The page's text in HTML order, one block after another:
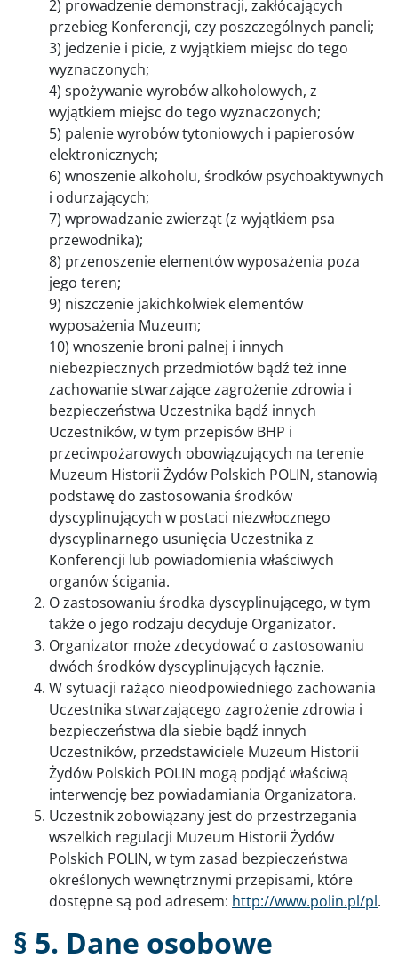
2) prowadzenie demonstracji, zakłócających
przebieg Konferencji, czy poszczególnych paneli;
3) jedzenie i picie, z wyjątkiem miejsc do tego
wyznaczonych;
4) spożywanie wyrobów alkoholowych, z
wyjątkiem miejsc do tego wyznaczonych;
5) palenie wyrobów tytoniowych i papierosów
elektronicznych;
6) wnoszenie alkoholu, środków psychoaktywnych
i odurzających;
7) wprowadzanie zwierząt (z wyjątkiem psa
przewodnika);
8) przenoszenie elementów wyposażenia poza
jego teren;
9) niszczenie jakichkolwiek elementów
wyposażenia Muzeum;
10) wnoszenie broni palnej i innych
niebezpiecznych przedmiotów bądź też inne
zachowanie stwarzające zagrożenie zdrowia i
bezpieczeństwa Uczestnika bądź innych
Uczestników, w tym przepisów BHP i
przeciwpożarowych obowiązujących na terenie
Muzeum Historii Żydów Polskich POLIN, stanowią
podstawę do zastosowania środków
dyscyplinujących w postaci niezwłocznego
dyscyplinarnego usunięcia Uczestnika z
Konferencji lub powiadomienia właściwych
organów ścigania.
O zastosowaniu środka dyscyplinującego, w tym
także o jego rodzaju decyduje Organizator.
Organizator może zdecydować o zastosowaniu
dwóch środków dyscyplinujących łącznie.
W sytuacji rażąco nieodpowiedniego zachowania
Uczestnika stwarzającego zagrożenie zdrowia i
bezpieczeństwa dla siebie bądź innych
Uczestników, przedstawiciele Muzeum Historii
Żydów Polskich POLIN mogą podjąć właściwą
interwencję bez powiadamiania Organizatora.
Uczestnik zobowiązany jest do przestrzegania
wszelkich regulacji Muzeum Historii Żydów
Polskich POLIN, w tym zasad bezpieczeństwa
określonych wewnętrznymi przepisami, które
dostępne są pod adresem: http://www.polin.pl/pl.
§ 5. Dane osobowe